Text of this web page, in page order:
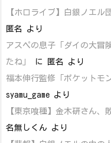
【ホロライブ】白銀ノエル
匿名
より
アスペの息子「ダイの大冒
たね」
に 匿名
より
福本伸行監修「ポケットモ
syamu_game より
【東京喰種】金木研さん、
名無しくん より